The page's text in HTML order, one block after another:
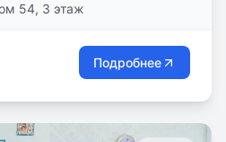
54, 3 этаж
Подробнее